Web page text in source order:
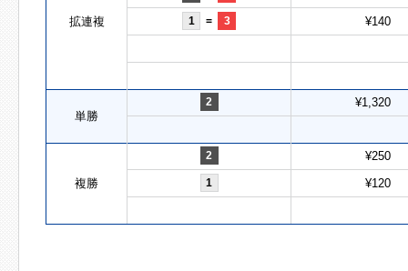
拡連複 1 = 3 ¥140
単勝
2 ¥1,320
複勝
2 ¥250
1 ¥120